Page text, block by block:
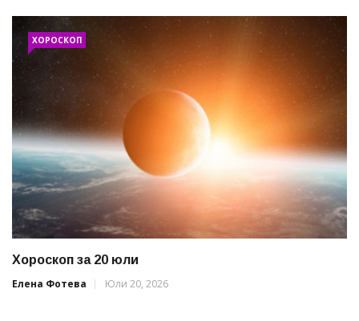
ХОРОСКОП
Хороскоп за 20 юли
Елена Фотева
Юли 20, 2026